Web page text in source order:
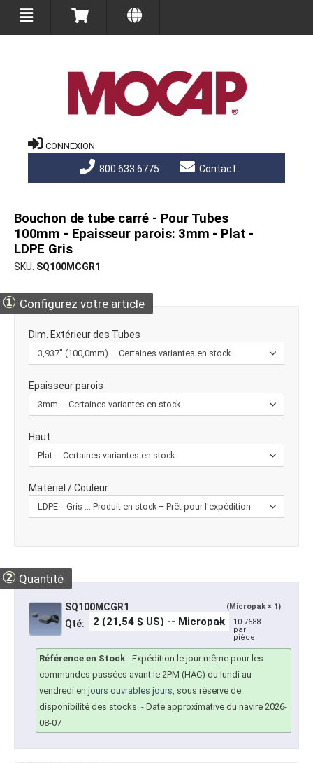
CONNEXION
800.633.6775 Contact
Bouchon de tube carré - Pour Tubes
100mm - Epaisseur parois: 3mm - Plat -
LDPE Gris
SKU SQ100MCGR1
① Configurez votre article
Dim. Extérieur des Tubes
Epaisseur parois
Haut
Matériel / Couleur
② Quantité
SQ100MCGR1 (Micropak × 1)
Qté:
10.7688
par
pièce
Référence en Stock - Expédition le jour même pour les
commandes passées avant le 2PM (HAC) du lundi au
vendredi en jours ouvrables jours, sous réserve de
disponibilité des stocks. - Date approximative du navire 2026-
08-07